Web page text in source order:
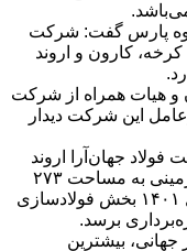
پارس گفت: شرکت
کارون و اروند
و هیات همراه از شرکت
این شرکت دیدار
جهان‌آرا اروند
گفت: پروژه این شرکت از سال ۱۳۹۴ در زمینی به مساحت ۲۷۳
هکتار آغاز شد و پیش بینی می‌شود در سال ۱۴۰۱ بخش فولادسازی
برسد.
بیشترین